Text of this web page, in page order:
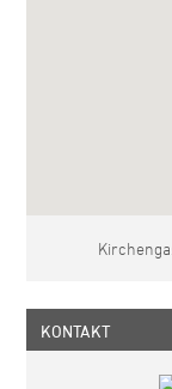
KONTAKT